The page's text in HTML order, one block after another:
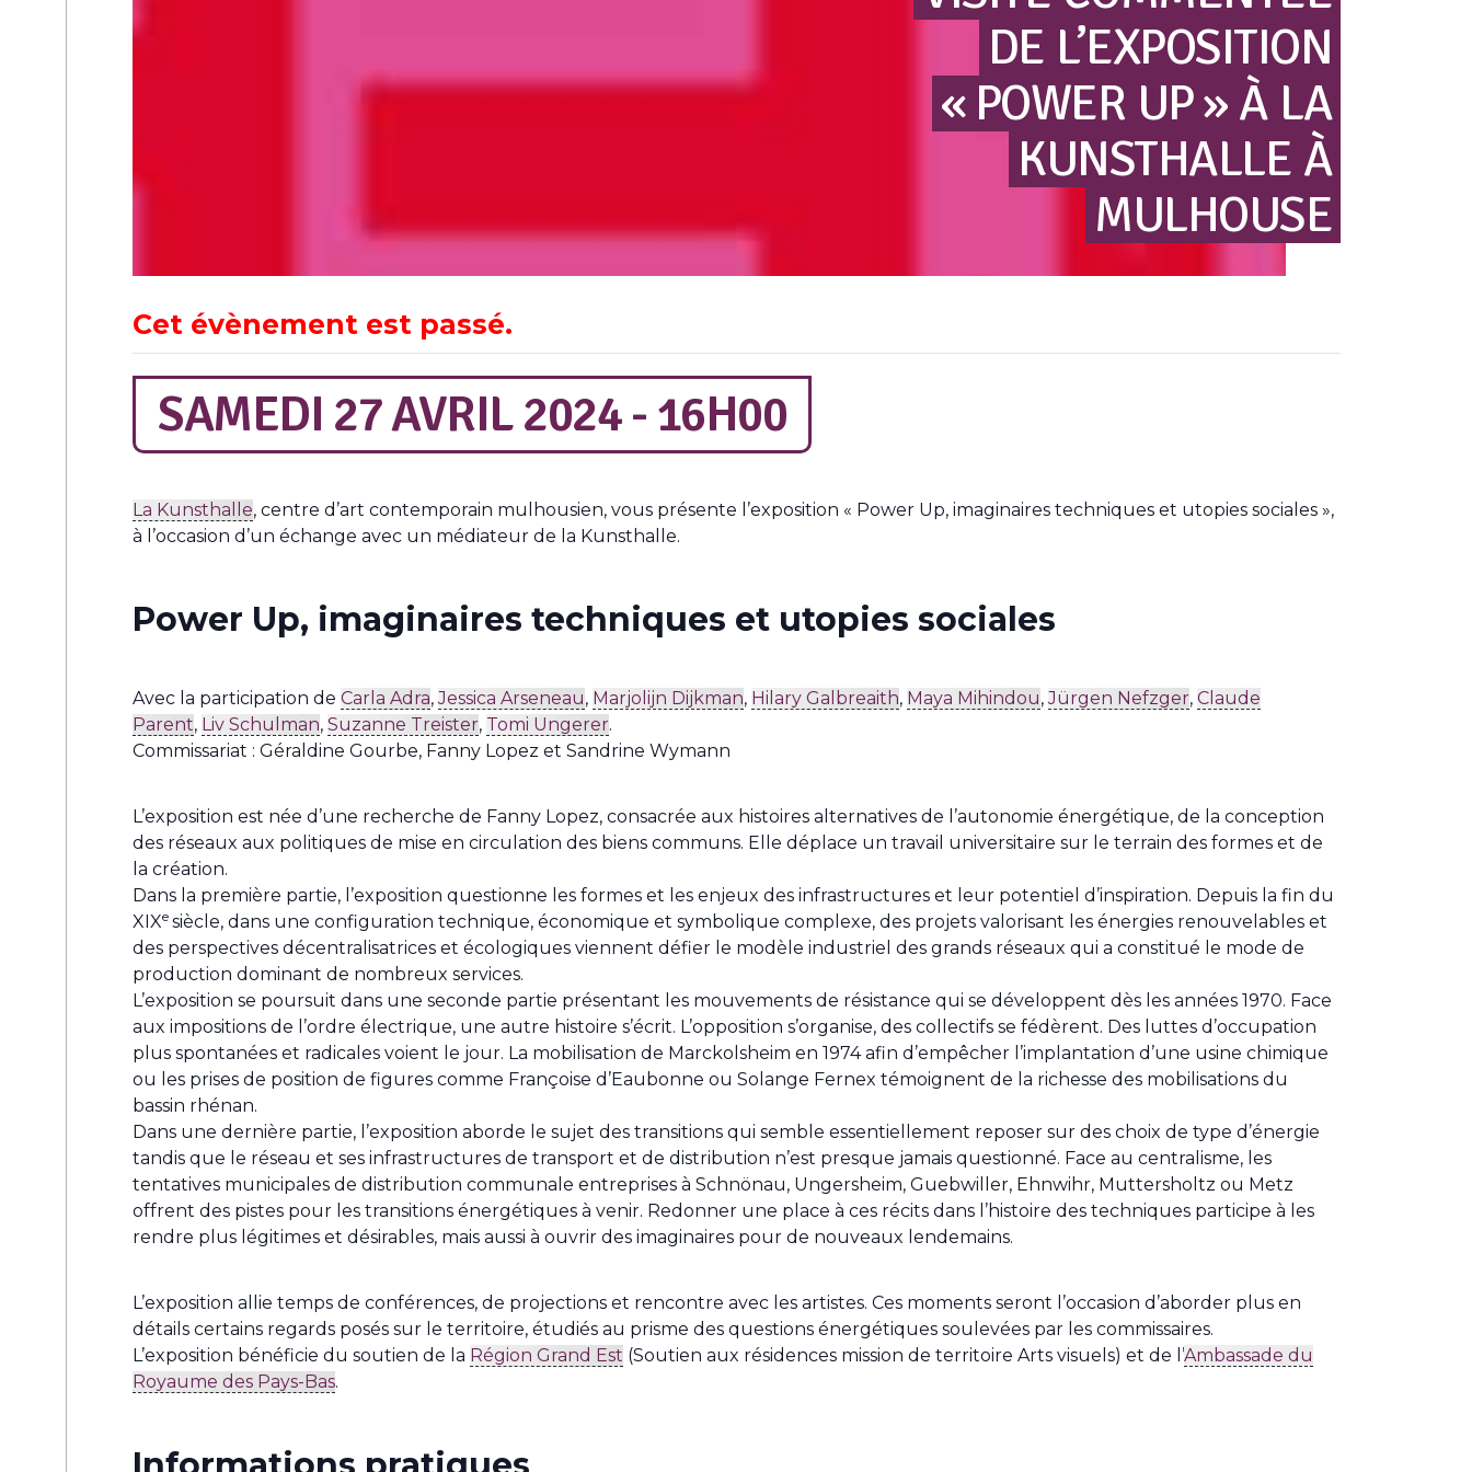
DE L’EXPOSITION
« POWER UP » À LA
KUNSTHALLE À
MULHOUSE
Cet évènement est passé.
SAMEDI 27 AVRIL 2024 - 16H00
La Kunsthalle, centre d’art contemporain mulhousien, vous présente l’exposition « Power Up, imaginaires techniques et utopies sociales »,
à l’occasion d’un échange avec un médiateur de la Kunsthalle.
Power Up, imaginaires techniques et utopies sociales
Avec la participation de Carla Adra,Jessica Arseneau, Marjolijn Dijkman, Hilary Galbreaith, Maya Mihindou,Jürgen Nefzger, Claude
Parent, Liv Schulman, Suzanne Treister, Tomi Ungerer.
Commissariat : Géraldine Gourbe, Fanny Lopez et Sandrine Wymann
L’exposition est née d’une recherche de Fanny Lopez, consacrée aux histoires alternatives de l’autonomie énergétique, de la conception
des réseaux aux politiques de mise en circulation des biens communs. Elle déplace un travail universitaire sur le terrain des formes et de
la création.
Dans la première partie, l’exposition questionne les formes et les enjeux des infrastructures et leur potentiel d’inspiration. Depuis la fin du
XIXe siècle, dans une configuration technique, économique et symbolique complexe, des projets valorisant les énergies renouvelables et
des perspectives décentralisatrices et écologiques viennent défier le modèle industriel des grands réseaux qui a constitué le mode de
production dominant de nombreux services.
L’exposition se poursuit dans une seconde partie présentant les mouvements de résistance qui se développent dès les années 1970. Face
aux impositions de l’ordre électrique, une autre histoire s’écrit. L’opposition s’organise, des collectifs se fédèrent. Des luttes d’occupation
plus spontanées et radicales voient le jour. La mobilisation de Marckolsheim en 1974 afin d’empêcher l’implantation d’une usine chimique
ou les prises de position de figures comme Françoise d’Eaubonne ou Solange Fernex témoignent de la richesse des mobilisations du
bassin rhénan.
Dans une dernière partie, l’exposition aborde le sujet des transitions qui semble essentiellement reposer sur des choix de type d’énergie
tandis que le réseau et ses infrastructures de transport et de distribution n’est presque jamais questionné. Face au centralisme, les
tentatives municipales de distribution communale entreprises à Schnönau, Ungersheim, Guebwiller, Ehnwihr, Muttersholtz ou Metz
offrent des pistes pour les transitions énergétiques à venir. Redonner une place à ces récits dans l’histoire des techniques participe à les
rendre plus légitimes et désirables, mais aussi à ouvrir des imaginaires pour de nouveaux lendemains.
L’exposition allie temps de conférences, de projections et rencontre avec les artistes. Ces moments seront l’occasion d’aborder plus en
détails certains regards posés sur le territoire, étudiés au prisme des questions énergétiques soulevées par les commissaires.
L’exposition bénéficie du soutien de la Région Grand Est (Soutien aux résidences mission de territoire Arts visuels) et de l’Ambassade du
Royaume des Pays-Bas.